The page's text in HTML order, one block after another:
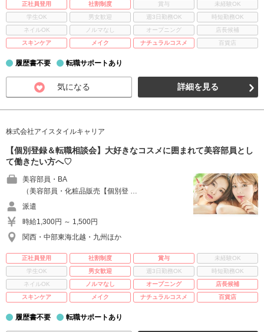
正社員登用 社割制度 賞与
未経験OK
学生OK
男女歓迎 週3日勤務OK
時短勤務OK
ネイルOK
ノルマなし オープニング
店長候補
スキンケア
メイク ナチュラルコスメ 百貨店
履歴書不要 転職サポートあり
気になる 詳細を見る
株式会社アイスタイルキャリア
【個別登録＆転職相談会】大好きなコスメに囲まれて美容部員とし
て働きたい方へ♡
美容部員・BA
（美容部員・化粧品販売【個別登 …
派遣
時給1,300円 ～ 1,500円
関西・中部東海北越・九州ほか
正社員登用 社割制度 賞与
未経験OK
学生OK
男女歓迎 週3日勤務OK
時短勤務OK
ネイルOK
ノルマなし オープニング
店長候補
スキンケア
メイク ナチュラルコスメ 百貨店
履歴書不要 転職サポートあり